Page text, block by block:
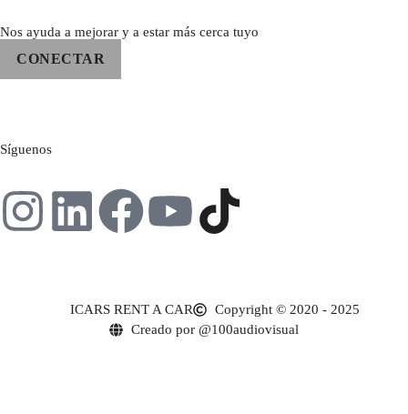
Nos ayuda a mejorar y a estar más cerca tuyo
CONECTAR
Síguenos
ICARS RENT A CAR
Copyright © 2020 - 2025
Creado por @100audiovisual